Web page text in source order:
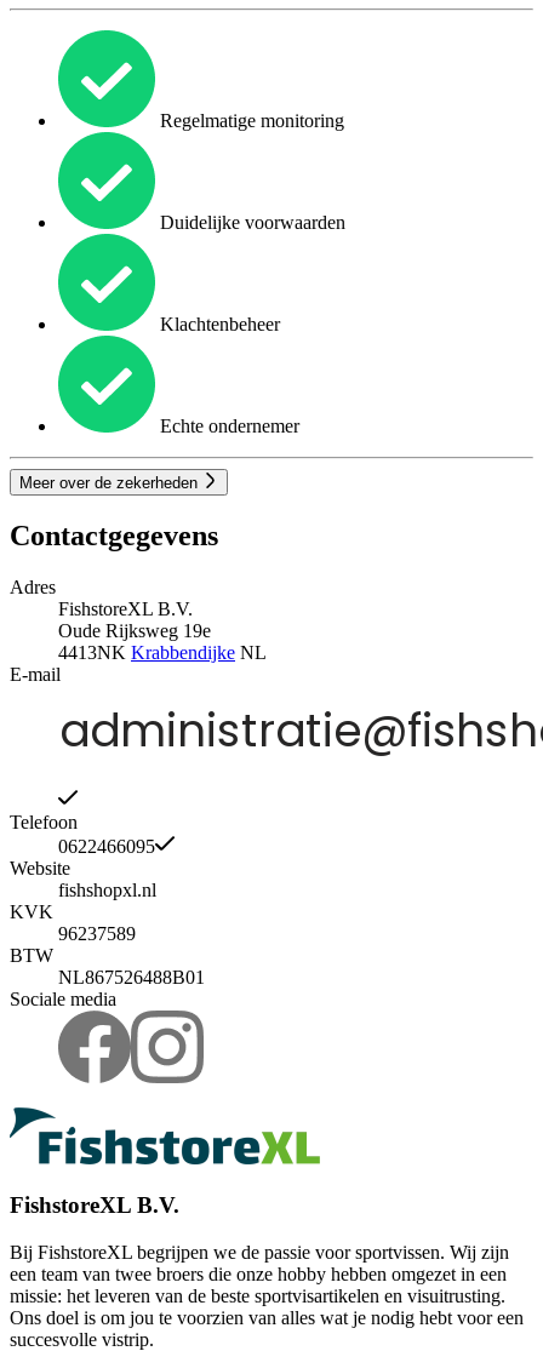
Regelmatige monitoring
Duidelijke voorwaarden
Klachtenbeheer
Echte ondernemer
Meer over de zekerheden
Contactgegevens
Adres
FishstoreXL B.V.
Oude Rijksweg 19e
4413NK Krabbendijke NL
E-mail
Telefoon
0622466095
Website
fishshopxl.nl
KVK
96237589
BTW
NL867526488B01
Sociale media
FishstoreXL B.V.
Bij FishstoreXL begrijpen we de passie voor sportvissen. Wij zijn
een team van twee broers die onze hobby hebben omgezet in een
missie: het leveren van de beste sportvisartikelen en visuitrusting.
Ons doel is om jou te voorzien van alles wat je nodig hebt voor een
succesvolle vistrip.